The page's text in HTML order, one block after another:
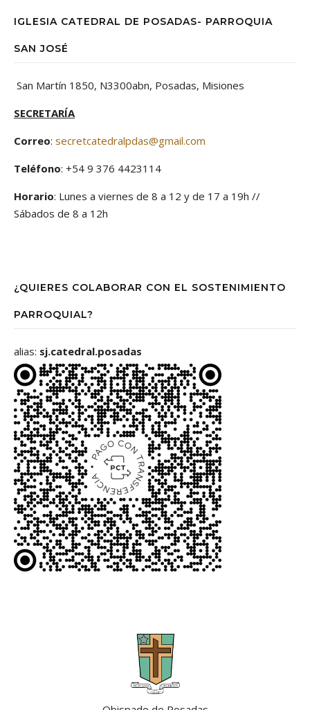
IGLESIA CATEDRAL DE POSADAS- PARROQUIA
SAN JOSÉ
San Martín 1850, N3300abn, Posadas, Misiones
SECRETARÍA
Correo: secretcatedralpdas@gmail.com
Teléfono: +54 9 376 4423114
Horario: Lunes a viernes de 8 a 12 y de 17 a 19h //
Sábados de 8 a 12h
¿QUIERES COLABORAR CON EL SOSTENIMIENTO
PARROQUIAL?
alias: sj.catedral.posadas